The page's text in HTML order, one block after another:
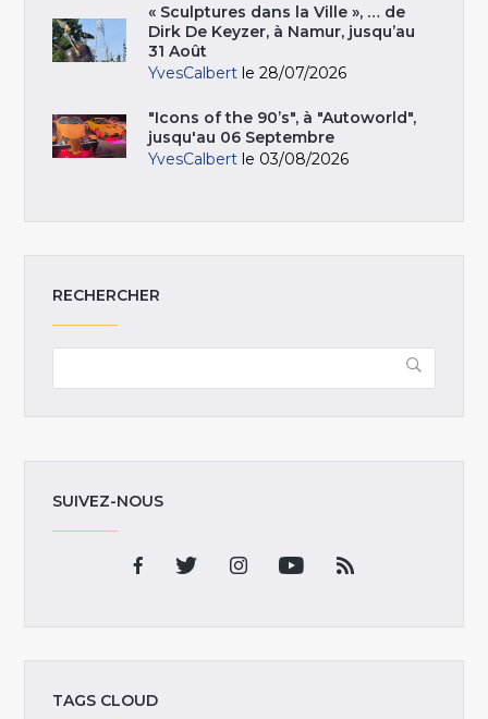
« Sculptures dans la Ville », … de
Dirk De Keyzer, à Namur, jusqu’au
31 Août
YvesCalbert le 28/07/2026
"Icons of the 90’s", à "Autoworld",
jusqu'au 06 Septembre
YvesCalbert le 03/08/2026
RECHERCHER
SUIVEZ-NOUS
TAGS CLOUD